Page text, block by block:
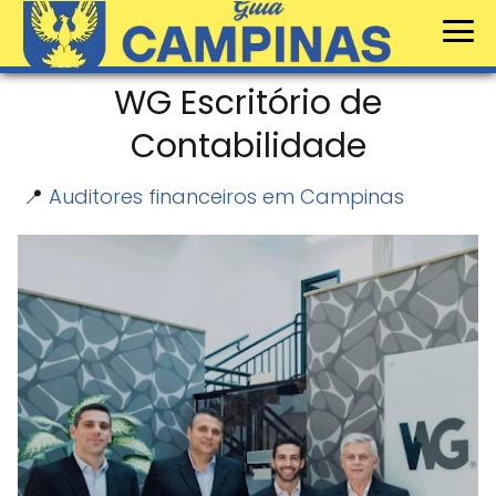
WG Escritório de
Contabilidade
📍 Auditores financeiros em Campinas